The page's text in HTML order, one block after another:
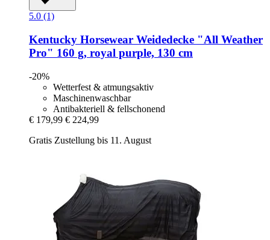
5.0 (1)
Kentucky Horsewear Weidedecke "All Weather
Pro" 160 g, royal purple, 130 cm
-20%
Wetterfest & atmungsaktiv
Maschinenwaschbar
Antibakteriell & fellschonend
€ 179,99 € 224,99
Gratis Zustellung bis 11. August